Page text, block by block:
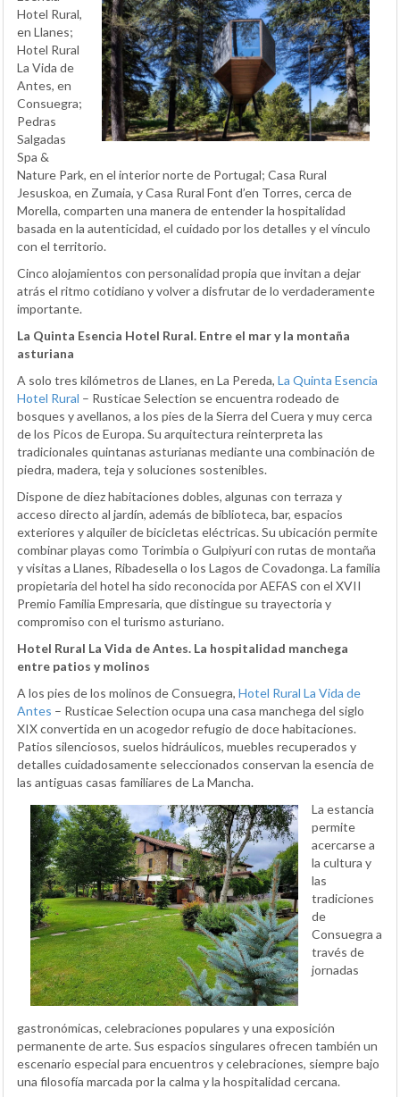
Hotel Rural,
en Llanes;
Hotel Rural
La Vida de
Antes, en
Consuegra;
Pedras
Salgadas
Spa &
Nature Park, en el interior norte de Portugal; Casa Rural
Jesuskoa, en Zumaia, y Casa Rural Font d’en Torres, cerca de
Morella, comparten una manera de entender la hospitalidad
basada en la autenticidad, el cuidado por los detalles y el vínculo
con el territorio.
Cinco alojamientos con personalidad propia que invitan a dejar
atrás el ritmo cotidiano y volver a disfrutar de lo verdaderamente
importante.
La Quinta Esencia Hotel Rural. Entre el mar y la montaña
asturiana
A solo tres kilómetros de Llanes, en La Pereda, La Quinta Esencia
Hotel Rural – Rusticae Selection se encuentra rodeado de
bosques y avellanos, a los pies de la Sierra del Cuera y muy cerca
de los Picos de Europa. Su arquitectura reinterpreta las
tradicionales quintanas asturianas mediante una combinación de
piedra, madera, teja y soluciones sostenibles.
Dispone de diez habitaciones dobles, algunas con terraza y
acceso directo al jardín, además de biblioteca, bar, espacios
exteriores y alquiler de bicicletas eléctricas. Su ubicación permite
combinar playas como Torimbia o Gulpiyuri con rutas de montaña
y visitas a Llanes, Ribadesella o los Lagos de Covadonga. La familia
propietaria del hotel ha sido reconocida por AEFAS con el XVII
Premio Familia Empresaria, que distingue su trayectoria y
compromiso con el turismo asturiano.
Hotel Rural La Vida de Antes. La hospitalidad manchega
entre patios y molinos
A los pies de los molinos de Consuegra, Hotel Rural La Vida de
Antes – Rusticae Selection ocupa una casa manchega del siglo
XIX convertida en un acogedor refugio de doce habitaciones.
Patios silenciosos, suelos hidráulicos, muebles recuperados y
detalles cuidadosamente seleccionados conservan la esencia de
las antiguas casas familiares de La Mancha.
La estancia
permite
acercarse a
la cultura y
las
tradiciones
de
Consuegra a
través de
jornadas
gastronómicas, celebraciones populares y una exposición
permanente de arte. Sus espacios singulares ofrecen también un
escenario especial para encuentros y celebraciones, siempre bajo
una filosofía marcada por la calma y la hospitalidad cercana.